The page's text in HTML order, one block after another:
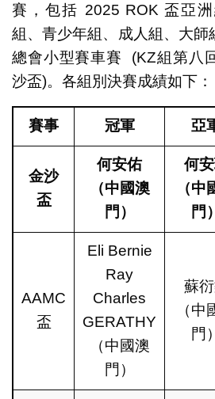
賽，包括 2025 ROK 盃亞
組、青少年組、成人組、大師
總會小型賽車賽 (KZ組第八
沙盃)。各組別決賽成績如下：
賽事 冠軍 亞
金沙
盃
何安佑
（中國澳
門）
何
（中
門）
AAMC
盃
Eli Bernie
Ray
Charles
GERATHY
（中國澳
門）
蘇
（中
門）